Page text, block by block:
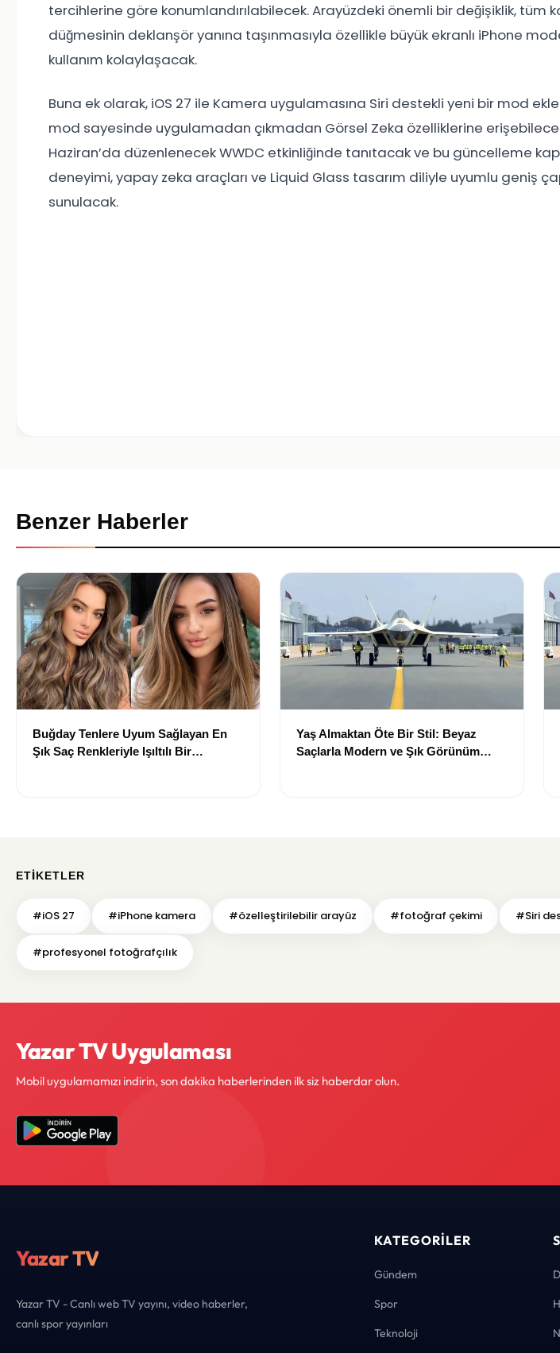
tercihlerine göre konumlandırılabilecek. Arayüzdeki önemli bir değişiklik, tüm
düğmesinin deklanşör yanına taşınmasıyla özellikle büyük ekranlı iPhone
kullanım kolaylaşacak.
Buna ek olarak, iOS 27 ile Kamera uygulamasına Siri destekli yeni bir mod
mod sayesinde uygulamadan çıkmadan Görsel Zeka özelliklerine
Haziran’da düzenlenecek WWDC etkinliğinde tanıtacak ve bu güncelleme
deneyimi, yapay zeka araçları ve Liquid Glass tasarım diliyle uyumlu geniş
sunulacak.
Benzer Haberler
Buğday Tenlere Uyum Sağlayan En
Şık Saç Renkleriyle Işıltılı Bir
Yaş Almaktan Öte Bir Stil: Beyaz
Saçlarla Modern ve Şık Görünüm
ETIKETLER
#iOS 27 #iPhone kamera #özelleştirilebilir arayüz #fotoğraf çekimi #Siri
#profesyonel fotoğrafçılık
Yazar TV Uygulaması
Mobil uygulamamızı indirin, son dakika haberlerinden ilk siz haberdar olun.
Yazar TV
Yazar TV - Canlı web TV yayını, video haberler,
canlı spor yayınları
KATEGORILER
Gündem
Spor
Teknoloji